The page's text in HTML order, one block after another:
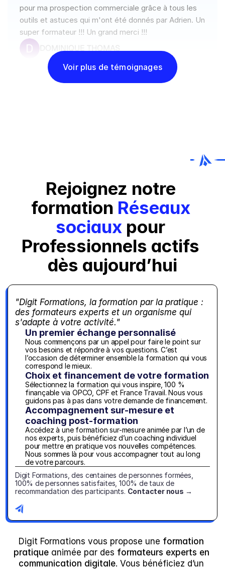
Voir plus de témoignages
pour ma prospection commerciale grâce à tous les
outils et astuces qui m'ont été donnés par Adrien. Un
super formateur !!! Un grand merci !!!
Rejoignez notre
formation Réseaux
sociaux pour
Professionnels actifs
dès aujourd’hui
"Digit Formations, la formation par la pratique :
des formateurs experts et un organisme qui
s'adapte à votre activité."
Un premier échange personnalisé
Nous commençons par un appel pour faire le point sur
vos besoins et répondre à vos questions. C’est
l’occasion de déterminer ensemble la formation qui vous
correspond le mieux.
Choix et financement de votre formation
Sélectionnez la formation qui vous inspire, 100 %
finançable via OPCO, CPF et France Travail. Nous vous
guidons pas à pas dans votre demande de financement.
Accompagnement sur-mesure et
coaching post-formation
Accédez à une formation sur-mesure animée par l’un de
nos experts, puis bénéficiez d’un coaching individuel
pour mettre en pratique vos nouvelles compétences.
Nous sommes là pour vous accompagner tout au long
de votre parcours.
Digit Formations, des centaines de personnes formées,
100% de personnes satisfaites, 100% de taux de
recommandation des participants. Contacter nous →
Digit Formations vous propose une formation
pratique animée par des formateurs experts en
communication digitale